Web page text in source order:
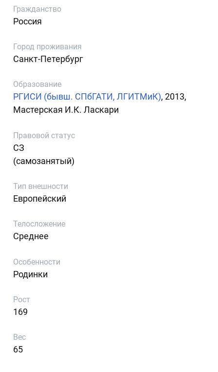
Гражданство
Россия
Город проживания
Санкт-Петербург
Образование
РГИСИ (бывш. СПбГАТИ, ЛГИТМиК), 2013,
Мастерская И.К. Ласкари
Правовой статус
СЗ
(самозанятый)
Тип внешности
Европейский
Телосложение
Среднее
Особенности
Родинки
Рост
169
Вес
65